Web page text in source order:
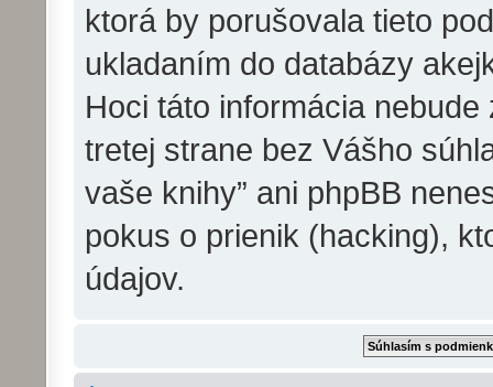
ktorá by porušovala tieto
ukladaním do databázy
Hoci táto informácia
tretej strane bez Vášho
vaše knihy” ani phpBB
pokus o prienik (hacking),
údajov.